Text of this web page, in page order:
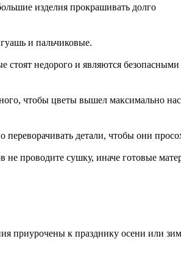
изделия прокрашивать долго
и пальчиковые.
недорого и являются безопасными
чтобы цветы вышел максимально
детали, чтобы они
проводите сушку, иначе готовые
приурочены к празднику осени или